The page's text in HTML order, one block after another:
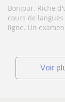
Bonjour. Riche
cours de
ligne. Un
voir